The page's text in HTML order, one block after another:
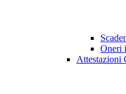
Oneri
Attestazioni